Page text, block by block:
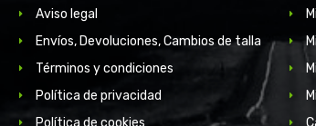
Aviso legal
Envíos, Devoluciones, Cambios de talla
Términos y condiciones
Política de privacidad
Política de cookies